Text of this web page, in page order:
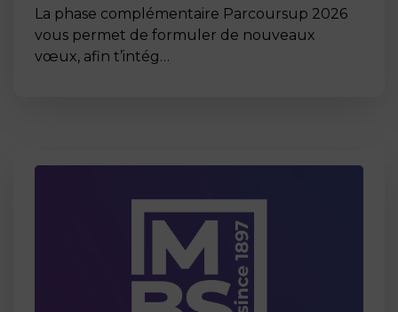
La phase complémentaire Parcoursup 2026
vous permet de formuler de nouveaux
vœux, afin t’intég…